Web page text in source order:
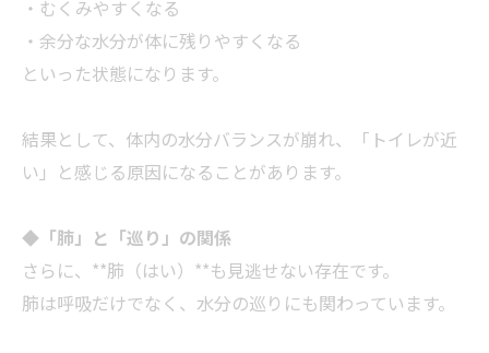
・むくみやすくなる
・余分な水分が体に残りやすくなる
といった状態になります。
結果として、体内の水分バランスが崩れ、「トイレが近
い」と感じる原因になることがあります。
◆ 「肺」と「巡り」の関係
さらに、**肺（はい）**も見逃せない存在です。
肺は呼吸だけでなく、水分の巡りにも関わっています。